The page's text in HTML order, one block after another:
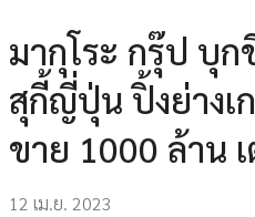
มากุโระ กรุ๊ป บุ
สุกี้ญี่ปุ่น ปิ้งย่างเ
ขาย 1000 ล้าน
12 เม.ย. 2023